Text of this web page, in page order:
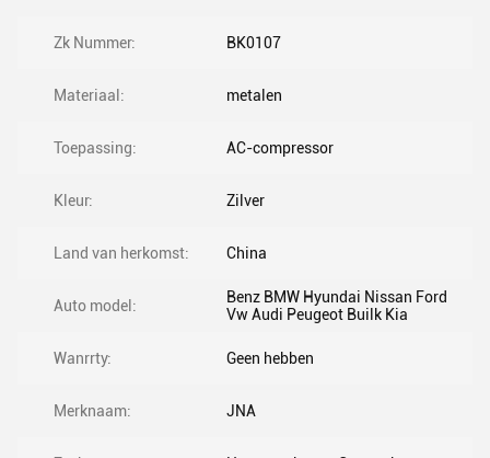
Zk Nummer: BK0107
Materiaal: metalen
Toepassing: AC-compressor
Kleur: Zilver
Land van herkomst: China
Auto model:
Benz BMW Hyundai Nissan Ford
Vw Audi Peugeot Builk Kia
Wanrrty: Geen hebben
Merknaam: JNA